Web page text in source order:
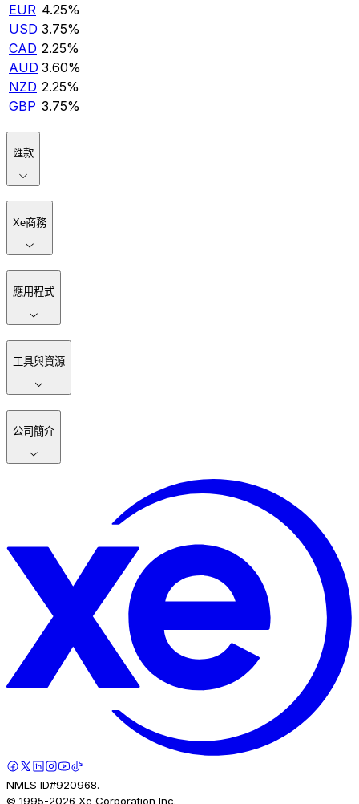
EUR 4.25%
USD 3.75%
CAD 2.25%
AUD 3.60%
NZD 2.25%
GBP 3.75%
匯款
Xe商務
應用程式
工具與資源
公司簡介
NMLS ID#920968.
© 1995-2026 Xe Corporation Inc.